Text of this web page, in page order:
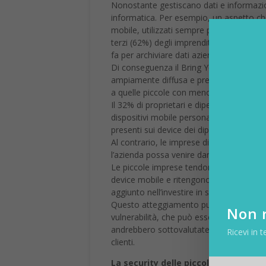
Nonostante gestiscano dati e
informatica. Per esempio, un aspetto
mobile, utilizzati sempre più anche
terzi (62%) degli imprenditori e dei
fa per archiviare dati aziendali sensibili.
Di conseguenza il Bring Your Own
ampiamente diffusa e presente nelle
a quelle piccole con meno di 25 persone.
Il 32% di proprietari e dipendenti di
dispositivi mobile personali vengano
presenti sui device dei dipendenti
Al contrario, le imprese di grandi
l’azienda possa venire danneggiata dal
Le piccole imprese tendono quindi a
device mobile e ritengono che gli
aggiunto nell’investire in soluzioni
Questo atteggiamento può mettere
vulnerabilità, che può essere sfruttata
andrebbero sottovalutate le
clienti.
La security delle piccole aziende
Non
Ricevi in